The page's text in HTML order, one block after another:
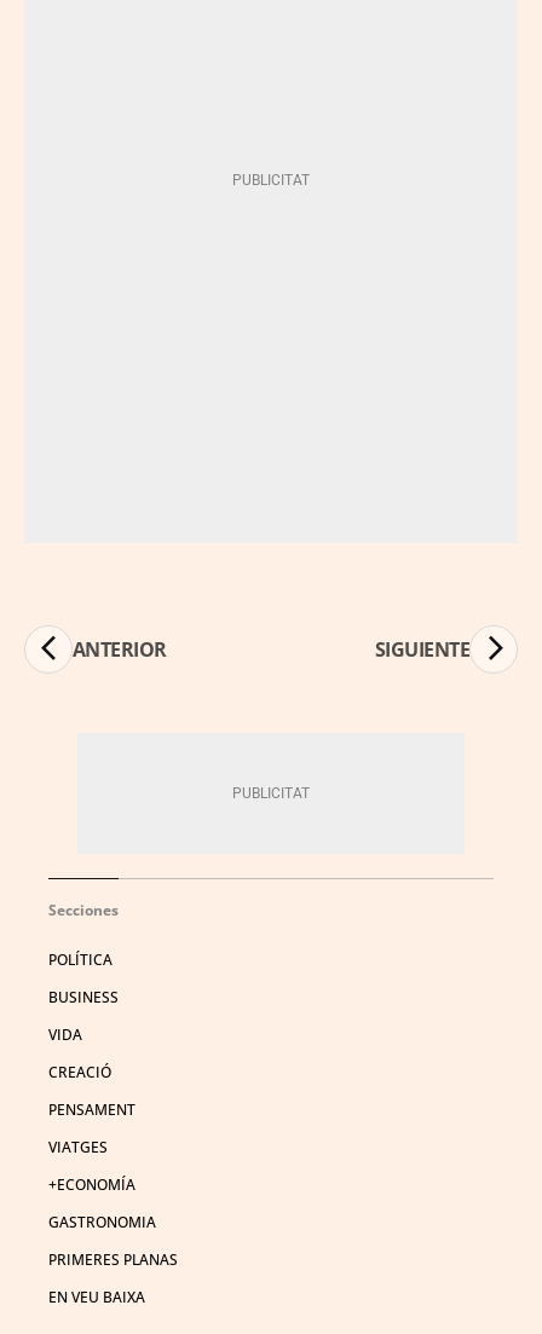
ANTERIOR SIGUIENTE
Secciones
POLÍTICA
BUSINESS
VIDA
CREACIÓ
PENSAMENT
VIATGES
+ECONOMÍA
GASTRONOMIA
PRIMERES PLANAS
EN VEU BAIXA